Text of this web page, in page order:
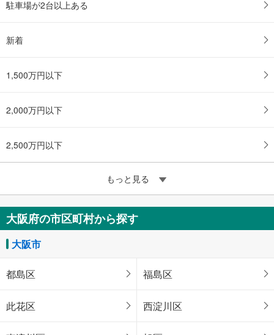
駐車場が2台以上ある
新着
1,500万円以下
2,000万円以下
2,500万円以下
もっと見る
大阪府の市区町村から探す
大阪市
都島区 福島区
此花区 西淀川区